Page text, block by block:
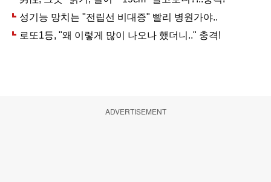
ADVERTISEMENT